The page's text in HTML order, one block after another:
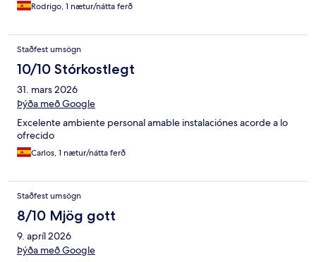
Rodrigo, 1 nætur/nátta ferð
Staðfest umsögn
10/10 Stórkostlegt
31. mars 2026
Þýða með Google
Excelente ambiente personal amable instalaciónes acorde a lo
ofrecido
Carlos, 1 nætur/nátta ferð
Staðfest umsögn
8/10 Mjög gott
9. apríl 2026
Þýða með Google